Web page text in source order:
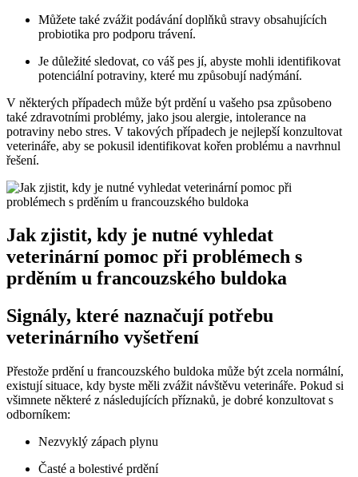
Můžete také zvážit podávání doplňků stravy obsahujících
probiotika pro podporu trávení.
Je důležité sledovat, co váš pes jí, abyste mohli identifikovat
potenciální potraviny, které mu způsobují nadýmání.
V některých případech může být prdění u vašeho psa způsobeno
také zdravotními problémy, jako jsou alergie, intolerance na
potraviny nebo stres. V takových případech je nejlepší konzultovat
veterináře, aby se pokusil identifikovat kořen problému a navrhnul
řešení.
Jak zjistit, kdy je nutné vyhledat
veterinární pomoc při problémech s
prděním u francouzského buldoka
Signály, které naznačují potřebu
veterinárního vyšetření
Přestože prdění u francouzského buldoka může být zcela normální,
existují situace, kdy byste měli zvážit návštěvu veterináře. Pokud si
všimnete některé z následujících příznaků, je dobré konzultovat s
odborníkem:
Nezvyklý zápach plynu
Časté a bolestivé prdění